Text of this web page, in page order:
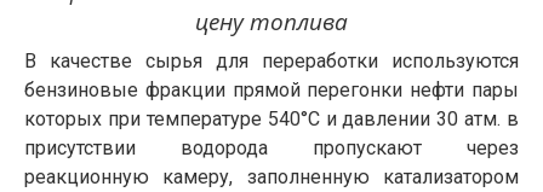
цену топлива
В качестве сырья для переработки используются
бензиновые фракции прямой перегонки нефти пары
которых при температуре 540°С и давлении 30 атм. в
присутствии водорода пропускают через
реакционную камеру, заполненную катализатором